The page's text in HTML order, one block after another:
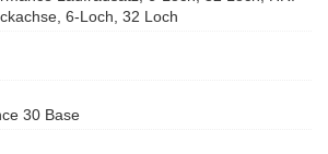
6-Loch, 32 Loch
30 Base